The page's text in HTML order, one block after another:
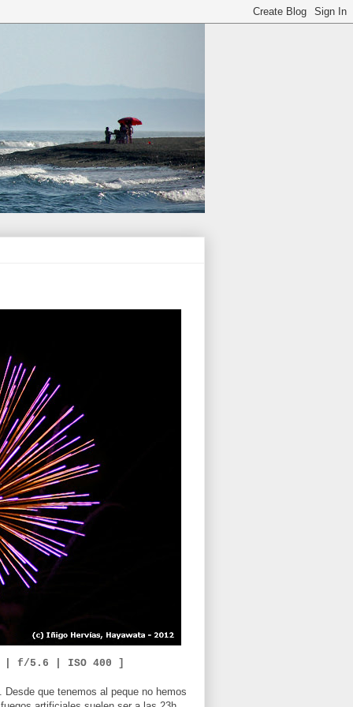
| f/5.6 | ISO 400 ]
. Desde que tenemos al peque no hemos